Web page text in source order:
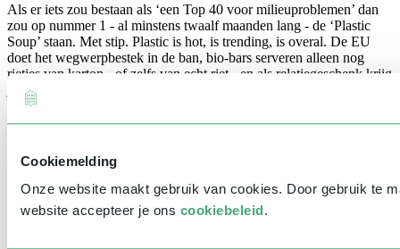
Cookiemelding
Onze website maakt gebruik van cookies. Door gebruik te
website accepteer je ons cookiebeleid.
Als er iets zou bestaan als ‘een Top 40 voor milieuproblemen’ dan
zou op nummer 1 - al minstens twaalf maanden lang - de ‘Plastic
Soup’ staan. Met stip. Plastic is hot, is trending, is overal. De EU
doet het wegwerpbestek in de ban, bio-bars serveren alleen nog
rietjes van karton - of zelfs van echt riet - en als relatiegeschenk krijg
je in de duurzaamheidssector steevast een hervulbare fles. Plastic is
de nieuwe vleesgeworden eco-vijand.Misschien schieten we met
hagel lukraak in het rond maar toch ben ik vierkant voor. De strijd is
plastic-verzet zo is gegroeid in de afgelopen tijd komt op het conto
van het bonte materiaal zelf. Want ‘eindelijk’ is er eens een
milieuprobleem dat wél duidelijk herleidbaar, zichtbaar en tastbaar
is. Foto’s van aanstekers in een albatros geraamte, een ‘favo’ Thaise
zeekoe dood aan plastic in de maag, microplastic in water,